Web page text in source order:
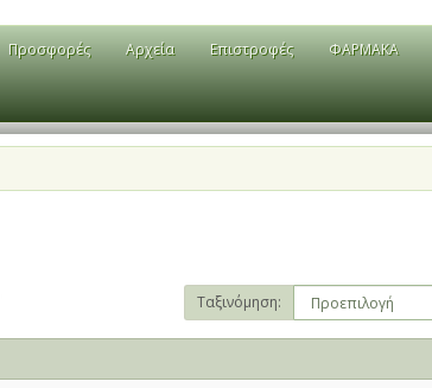
Προσφορές Αρχεία Επιστροφές ΦΑΡΜΑΚΑ
Ταξινόμηση: